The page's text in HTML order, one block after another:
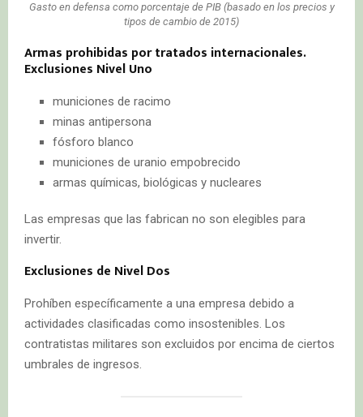
Gasto en defensa como porcentaje de PIB (basado en los precios y
tipos de cambio de 2015)
Armas prohibidas por tratados internacionales.
Exclusiones Nivel Uno
municiones de racimo
minas antipersona
fósforo blanco
municiones de uranio empobrecido
armas químicas, biológicas y nucleares
Las empresas que las fabrican no son elegibles para
invertir.
Exclusiones de Nivel Dos
Prohíben específicamente a una empresa debido a
actividades clasificadas como insostenibles. Los
contratistas militares son excluidos por encima de ciertos
umbrales de ingresos.